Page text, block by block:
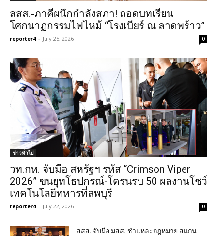
สสส.-ภาคีผนึกกำลังสภา! ถอดบทเรียน
โศกนาฏกรรมไฟไหม้ “โรงเบียร์ ณ ลาดพร้าว”
reporter4 - July 25, 2026 0
ข่าวทั่วไป
วท.กห. จับมือ สหรัฐฯ รหัส “Crimson Viper
2026” ขนยุทโธปกรณ์-โดรนรบ 50 ผลงานโชว์
เทคโนโลยีทหารที่ลพบุรี
reporter4 - July 22, 2026 0
สสส. จับมือ มสส. ชำแหละกฎหมาย สแกน